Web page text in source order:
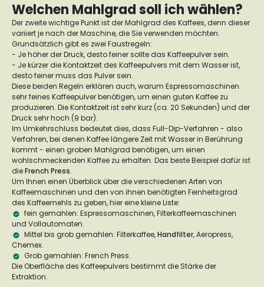
Welchen Mahlgrad soll ich wählen?
Der zweite wichtige Punkt ist der Mahlgrad des Kaffees, denn dieser
variiert je nach der Maschine, die Sie verwenden möchten.
Grundsätzlich gibt es zwei Faustregeln:
- Je höher der Druck, desto feiner sollte das Kaffeepulver sein.
- Je kürzer die Kontaktzeit des Kaffeepulvers mit dem Wasser ist,
desto feiner muss das Pulver sein.
Diese beiden Regeln erklären auch, warum Espressomaschinen
sehr feines Kaffeepulver benötigen, um einen guten Kaffee zu
produzieren. Die Kontaktzeit ist sehr kurz (ca. 20 Sekunden) und der
Druck sehr hoch (9 bar).
Im Umkehrschluss bedeutet dies, dass Full-Dip-Verfahren - also
Verfahren, bei denen Kaffee längere Zeit mit Wasser in Berührung
kommt - einen groben Mahlgrad benötigen, um einen
wohlschmeckenden Kaffee zu erhalten. Das beste Beispiel dafür ist
dieFrench Press.
Um Ihnen einen Überblick über die verschiedenen Arten von
Kaffeemaschinen und den von ihnen benötigten Feinheitsgrad
des Kaffeemehls zu geben, hier eine kleine Liste:
fein gemahlen: Espressomaschinen, Filterkaffeemaschinen
und Vollautomaten.
Mittel bis grob gemahlen: Filterkaffee,Handfilter, Aeropress,
Chemex.
Grob gemahlen: French Press.
Die Oberfläche des Kaffeepulvers bestimmt die Stärke der
Extraktion.